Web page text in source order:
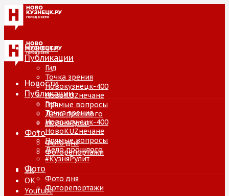
Новости
Публикации
Гид
Точка зрения
Новокузнецк-400
НовоKUZнечане
Прямые вопросы
Дело прошлого
#КузняРулит
Фото
Фото дня
Фоторепортажи
VK
ОК
Youtube
Новости
Публикации
Гид
Точка зрения
Новокузнецк-400
НовоKUZнечане
Прямые вопросы
Дело прошлого
#КузняРулит
Фото
Фото дня
Фоторепортажи